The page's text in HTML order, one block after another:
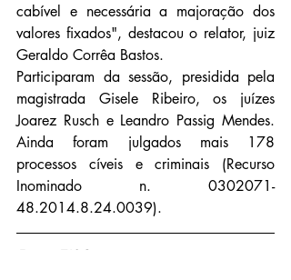
cabível e necessária a majoração dos
valores fixados", destacou o relator, juiz
Geraldo Corrêa Bastos.
Participaram da sessão, presidida pela
magistrada Gisele Ribeiro, os juízes
Joarez Rusch e Leandro Passig Mendes.
Ainda foram julgados mais 178
processos cíveis e criminais (Recurso
Inominado n. 0302071-
48.2014.8.24.0039).
Fonte: TJSC